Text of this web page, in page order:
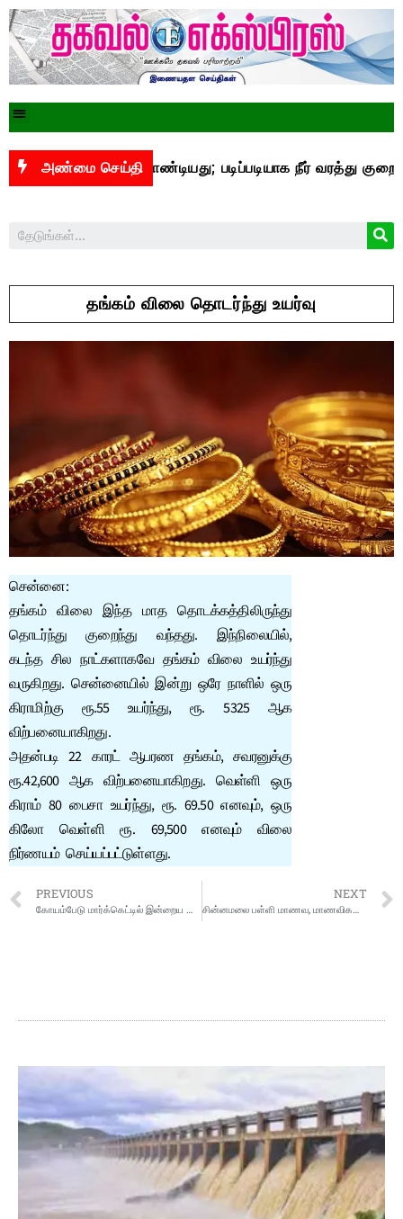
அண்மை செய்தி
தாண்டியது; படிப்படியாக நீர் வரத்து குறைந்து
தங்கம் விலை தொடர்ந்து உயர்வு
சென்னை:
தங்கம் விலை இந்த மாத தொடக்கத்திலிருந்து
தொடர்ந்து குறைந்து வந்தது. இந்நிலையில்,
கடந்த சில நாட்களாகவே தங்கம் விலை உயர்ந்து
வருகிறது. சென்னையில் இன்று ஒரே நாளில் ஒரு
கிராமிற்கு ரூ.55 உயர்ந்து, ரூ. 5325 ஆக
விற்பனையாகிறது.
அதன்படி 22 காரட் ஆபரண தங்கம், சவரனுக்கு
ரூ.42,600 ஆக விற்பனையாகிறது. வெள்ளி ஒரு
கிராம் 80 பைசா உயர்ந்து, ரூ. 69.50 எனவும், ஒரு
கிலோ வெள்ளி ரூ. 69,500 எனவும் விலை
நிர்ணயம் செய்யப்பட்டுள்ளது.
PREVIOUS NEXT